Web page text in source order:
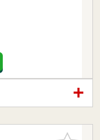
お気に入